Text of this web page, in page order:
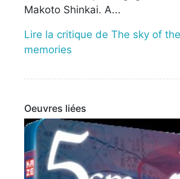
Makoto Shinkai. A...
Lire la critique de The sky of
memories
Oeuvres liées